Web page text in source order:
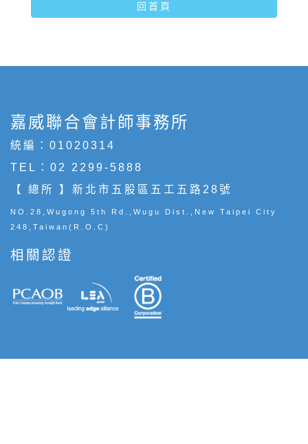
回首頁
嘉威聯合會計師事務所
統編：01020314
TEL： 02 2299-5888
【 總所 】新北市五股區五工五路28號
NO.28,Wugong 5th Rd.,Wugu Dist.,New Taipei City
248,Taiwan(R.O.C)
相關認證